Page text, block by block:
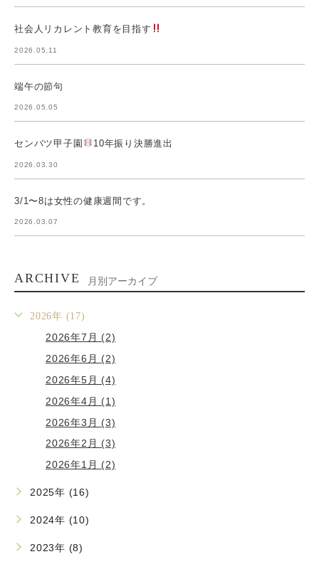
社会人リカレント教育を目指す
2026.05.11
端午の節句
2026.05.05
センバツ甲子園 10年振り決勝進出
2026.03.30
3/1〜8は女性の健康週間です。
2026.03.07
ARCHIVE 月別アーカイブ
2026年 (17)
2026年7月 (2)
2026年6月 (2)
2026年5月 (4)
2026年4月 (1)
2026年3月 (3)
2026年2月 (3)
2026年1月 (2)
2025年 (16)
2024年 (10)
2023年 (8)